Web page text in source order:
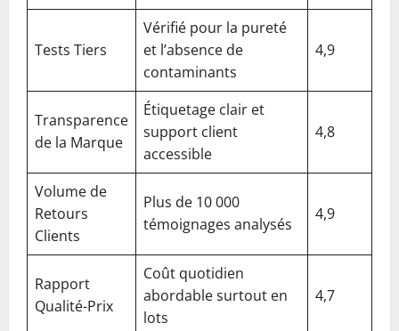
Tests Tiers
Vérifié pour la pureté
et l’absence de
contaminants
4,9
Transparence
de la Marque
Étiquetage clair et
support client
accessible
4,8
Volume de
Retours
Clients
Plus de 10 000
témoignages analysés
4,9
Rapport
Qualité-Prix
Coût quotidien
abordable surtout en
lots
4,7